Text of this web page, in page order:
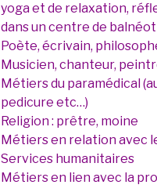
yoga et de relaxation,
dans un centre de
Poète, écrivain,
Musicien, chanteur,
Métiers du paramédical
pedicure etc…)
Religion : prêtre, moine
Métiers en relation avec
Services humanitaires
Métiers en lien avec la